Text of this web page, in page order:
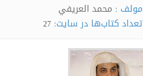
مولف : محمد العريفي
تعداد کتاب‌ها در سایت: 27